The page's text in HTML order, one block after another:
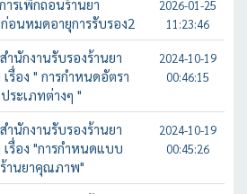
ารเพิกถอนร้านยา
นหมดอายุการรับรอง2
2026-01-25
11:23:46
ำนักงานรับรองร้านยา
รื่อง " การกำหนดอัตรา
ระเภทต่างๆ "
2024-10-19
00:46:15
ำนักงานรับรองร้านยา
รื่อง "การกำหนดแบบ
านยาคุณภาพ"
2024-10-19
00:45:26